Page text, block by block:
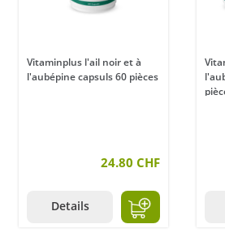
Vitaminplus l'ail noir et à
l'aubépine capsuls 60 pièces
24.80 CHF
Details